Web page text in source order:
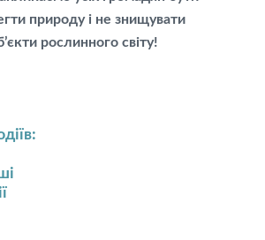
природу і не знищувати
рослинного світу!